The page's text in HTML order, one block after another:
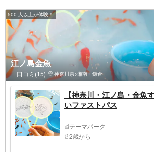
500 人以上が体験！
江ノ島金魚
口コミ(15) 神奈川県>湘南・鎌倉
【神奈川・江ノ島・金魚
いファストパス
テーマパーク
2歳から